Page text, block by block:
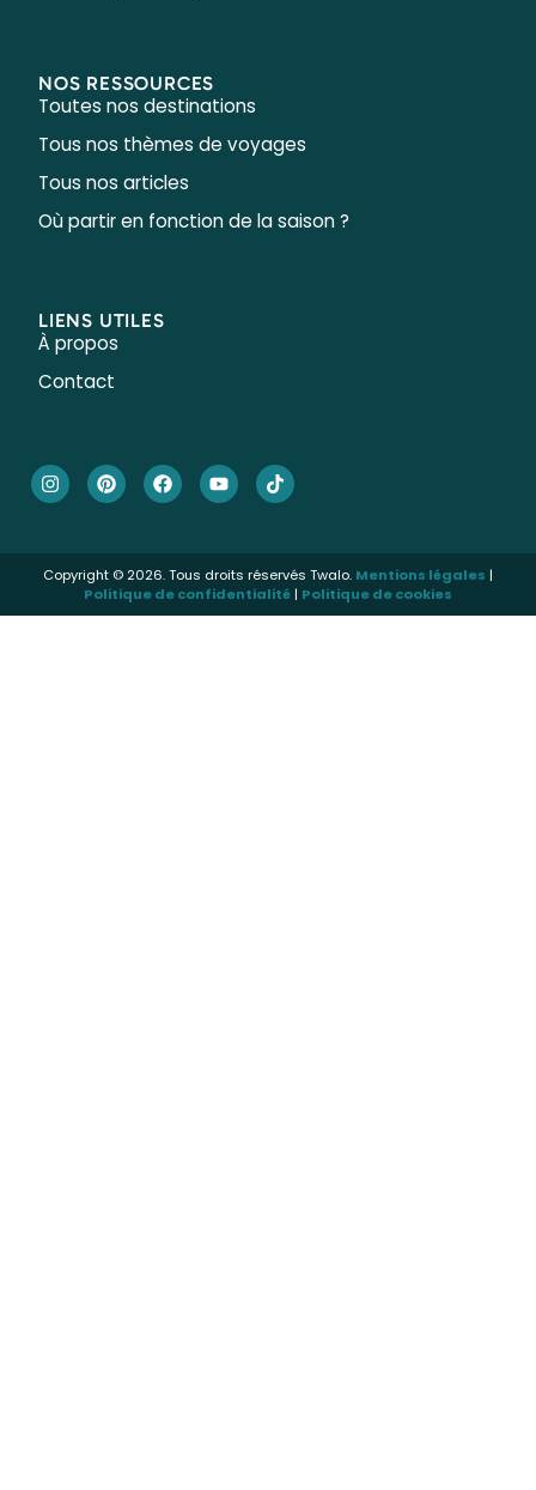
NOS RESSOURCES
Toutes nos destinations
Tous nos thèmes de voyages
Tous nos articles
Où partir en fonction de la saison ?
LIENS UTILES
À propos
Contact
Copyright © 2026. Tous droits réservés Twalo. Mentions légales |
Politique de confidentialité| Politique de cookies